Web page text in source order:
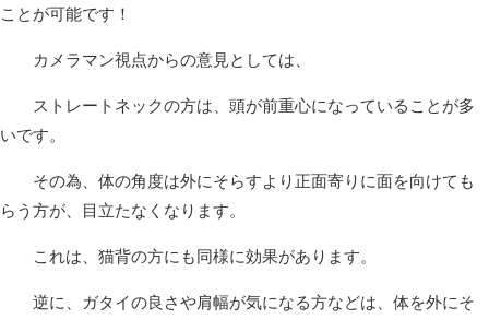
ことが可能です！
カメラマン視点からの意見としては、
ストレートネックの方は、頭が前重心になっていることが多
いです。
その為、体の角度は外にそらすより正面寄りに面を向けても
らう方が、目立たなくなります。
これは、猫背の方にも同様に効果があります。
逆に、ガタイの良さや肩幅が気になる方などは、体を外にそ